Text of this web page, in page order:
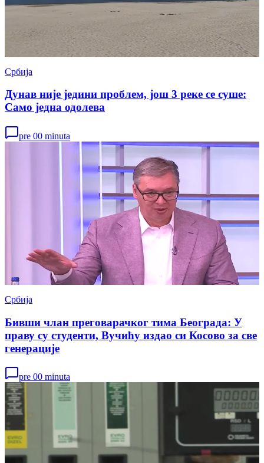
Србија
Дунав није једини проблем, још 3 реке се суше:
Само једна одолева
pre 00 minuta
Србија
Бивши члан преговарачког тима Београда: У
праву су студенти, Вучићу издао си Косово за све
генерације
pre 00 minuta